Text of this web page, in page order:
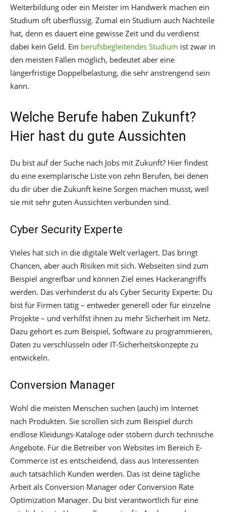
Weiterbildung oder ein Meister im Handwerk machen ein
Studium oft überflüssig. Zumal ein Studium auch Nachteile
hat, denn es dauert eine gewisse Zeit und du verdienst
dabei kein Geld. Ein berufsbegleitendes Studium ist zwar in
den meisten Fällen möglich, bedeutet aber eine
längerfristige Doppelbelastung, die sehr anstrengend sein
kann.
Welche Berufe haben Zukunft?
Hier hast du gute Aussichten
Du bist auf der Suche nach Jobs mit Zukunft? Hier findest
du eine exemplarische Liste von zehn Berufen, bei denen
du dir über die Zukunft keine Sorgen machen musst, weil
sie mit sehr guten Aussichten verbunden sind.
Cyber Security Experte
Vieles hat sich in die digitale Welt verlagert. Das bringt
Chancen, aber auch Risiken mit sich. Webseiten sind zum
Beispiel angreifbar und können Ziel eines Hackerangriffs
werden. Das verhinderst du als Cyber Security Experte: Du
bist für Firmen tätig – entweder generell oder für einzelne
Projekte – und verhilfst ihnen zu mehr Sicherheit im Netz.
Dazu gehört es zum Beispiel, Software zu programmieren,
Daten zu verschlüsseln oder IT-Sicherheitskonzepte zu
entwickeln.
Conversion Manager
Wohl die meisten Menschen suchen (auch) im Internet
nach Produkten. Sie scrollen sich zum Beispiel durch
endlose Kleidungs-Kataloge oder stöbern durch technische
Angebote. Für die Betreiber von Websites im Bereich E-
Commerce ist es entscheidend, dass aus Interessenten
auch tatsächlich Kunden werden. Das ist deine tägliche
Arbeit als Conversion Manager oder Conversion Rate
Optimization Manager. Du bist verantwortlich für eine